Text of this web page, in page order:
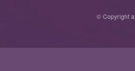
© Copyright